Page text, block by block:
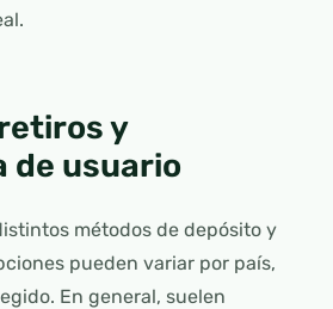
y
de usuario
métodos de depósito y
pueden variar por país,
En general, suelen